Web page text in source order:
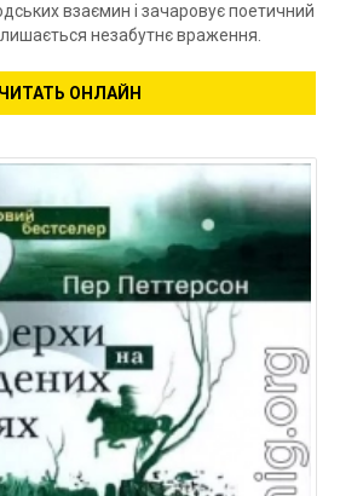
взаємин і зачаровує поетичний
лишається незабутнє враження.
ОНЛАЙН